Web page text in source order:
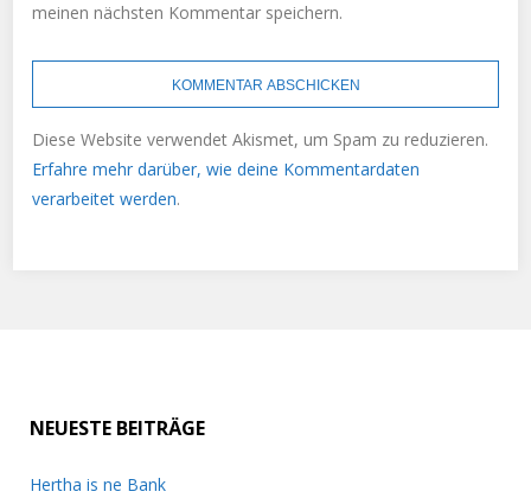
meinen nächsten Kommentar speichern.
Diese Website verwendet Akismet, um Spam zu reduzieren.
Erfahre mehr darüber, wie deine Kommentardaten
verarbeitet werden.
NEUESTE BEITRÄGE
Hertha is ne Bank